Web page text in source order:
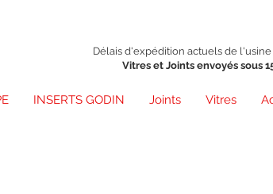
Délais d'expédition actuels de l'usine
Vitres et Joints envoyés sous
INSERTS GODIN Joints Vitres